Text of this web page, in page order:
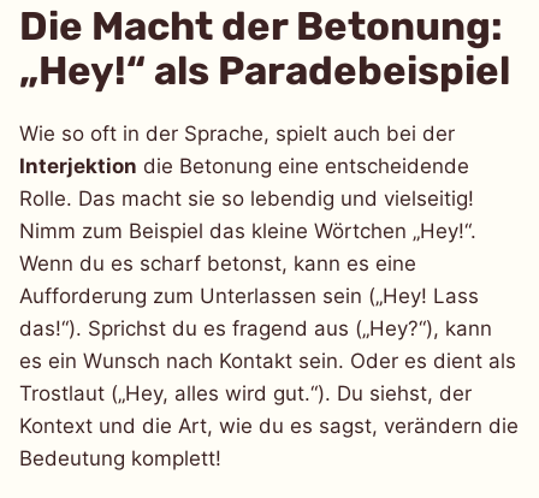
Die Macht der Betonung:
„Hey!“ als Paradebeispiel
Wie so oft in der Sprache, spielt auch bei der
Interjektion die Betonung eine entscheidende
Rolle. Das macht sie so lebendig und vielseitig!
Nimm zum Beispiel das kleine Wörtchen „Hey!“.
Wenn du es scharf betonst, kann es eine
Aufforderung zum Unterlassen sein („Hey! Lass
das!“). Sprichst du es fragend aus („Hey?“), kann
es ein Wunsch nach Kontakt sein. Oder es dient als
Trostlaut („Hey, alles wird gut.“). Du siehst, der
Kontext und die Art, wie du es sagst, verändern die
Bedeutung komplett!